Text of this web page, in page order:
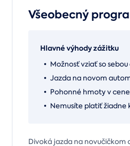
Všeobecný
Hlavné výhody zážitku
Možnosť vziať so
Jazda na novom
Pohonné hmoty v cene
Nemusíte platiť žiadne
Divoká jazda na novučičkom